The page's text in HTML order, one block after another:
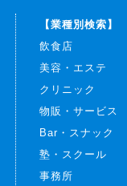
【業種別検索】
飲食店
美容・エステ
クリニック
物販・サービス
Bar・スナック
塾・スクール
事務所